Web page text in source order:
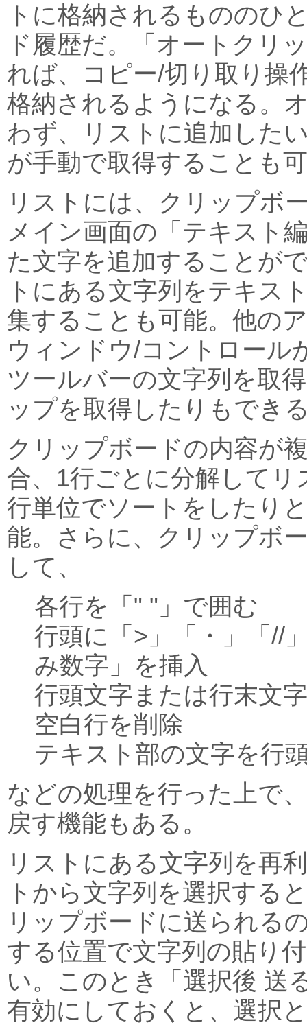
トに格納されるもののひ
ド履歴だ。「オートクリ
れば、コピー/切り取り操
格納されるようになる。
わず、リストに追加した
が手動で取得することも
リストには、クリップボ
メイン画面の「テキスト
た文字を追加することが
トにある文字列をテキス
集することも可能。他の
ウィンドウ/コントロール
ツールバーの文字列を取
ップを取得したりもでき
クリップボードの内容が
合、1行ごとに分解して
行単位でソートをしたり
能。さらに、クリップボ
して、
各行を「" "」で囲む
行頭に「>」「・」「//
み数字」を挿入
行頭文字または行末文
空白行を削除
テキスト部の文字を行
などの処理を行った上で
戻す機能もある。
リストにある文字列を再
トから文字列を選択する
リップボードに送られる
する位置で文字列の貼り
い。このとき「選択後 送
有効にしておくと、選択